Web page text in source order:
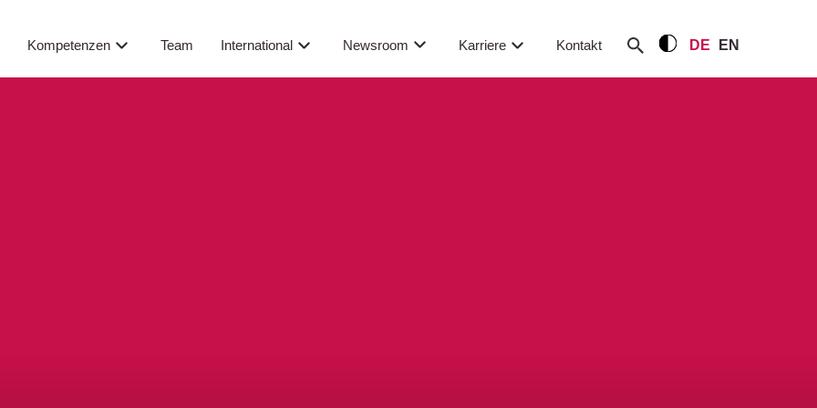
Kompetenzen Team International Newsroom Karriere Kontakt DE EN